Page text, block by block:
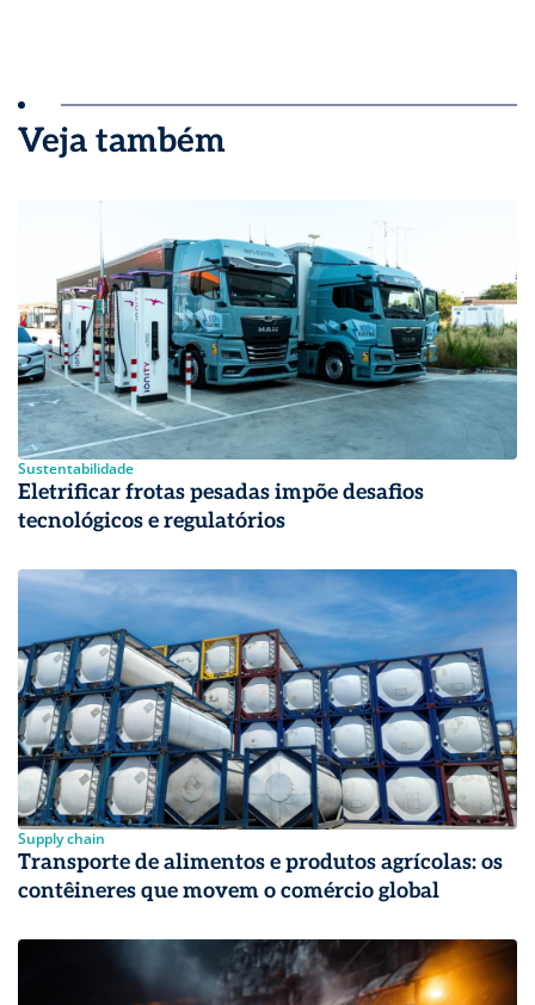
Veja também
Sustentabilidade
Eletrificar frotas pesadas impõe desafios
tecnológicos e regulatórios
Supply chain
Transporte de alimentos e produtos agrícolas: os
contêineres que movem o comércio global